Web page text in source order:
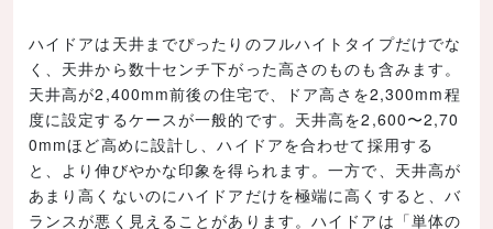
ハイドアは天井までぴったりのフルハイトタイプだけでな
く、天井から数十センチ下がった高さのものも含みます。
天井高が2,400mm前後の住宅で、ドア高さを2,300mm程
度に設定するケースが一般的です。天井高を2,600〜2,70
0mmほど高めに設計し、ハイドアを合わせて採用する
と、より伸びやかな印象を得られます。一方で、天井高が
あまり高くないのにハイドアだけを極端に高くすると、バ
ランスが悪く見えることがあります。ハイドアは「単体の